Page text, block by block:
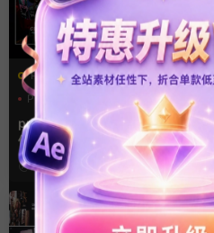
PR基本图形mogrt
PR基本图形
倒计时
pr轮播模板 方屏竖屏4K展示
倒计时轮播图PR模版
3小时前